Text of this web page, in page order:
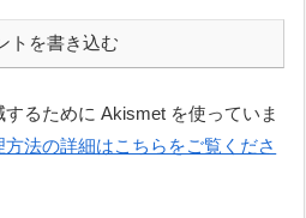
トを書き込む
るために Akismet を使っていま
法の詳細はこちらをご覧くださ